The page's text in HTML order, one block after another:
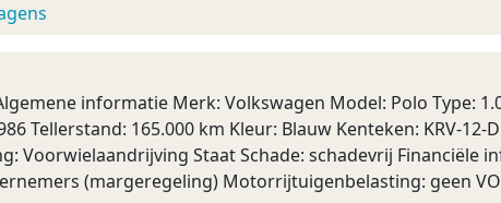
informatie Merk: Volkswagen Model: Polo Type:
Tellerstand: 165.000 km Kleur: Blauw Kenteken: KRV-12-
Voorwielaandrijving Staat Schade: schadevrij Financiële
(margeregeling) Motorrijtuigenbelasting: geen